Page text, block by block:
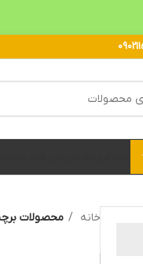
خانه محصولات